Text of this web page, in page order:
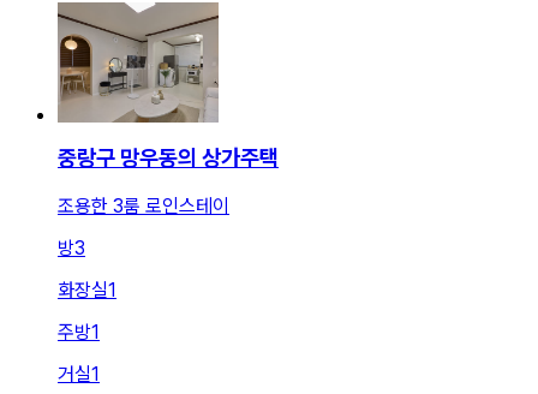
중랑구 망우동의 상가주택
조용한 3룸 로인스테이
방3
화장실1
주방1
거실1